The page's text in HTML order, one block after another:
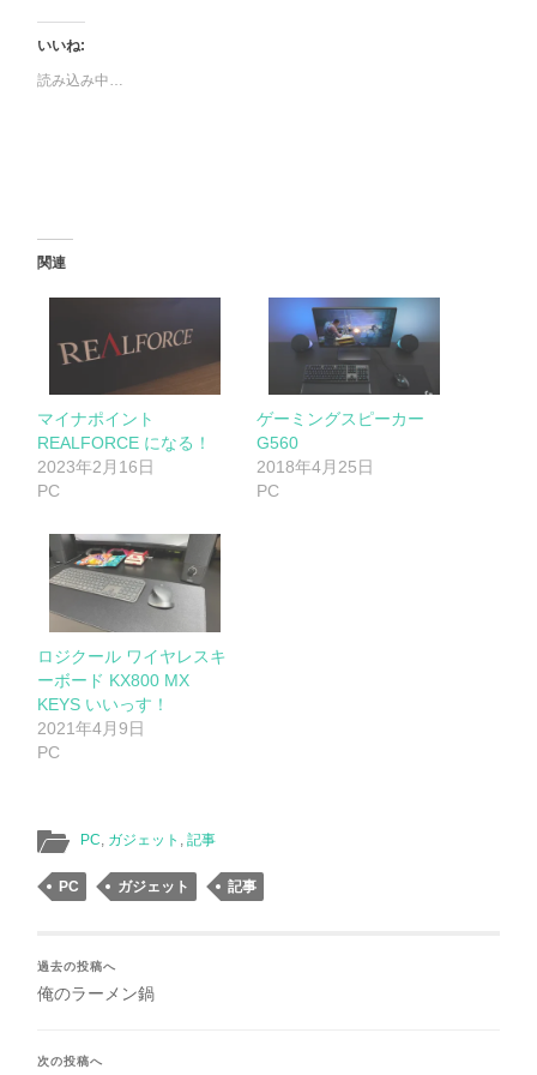
いいね:
読み込み中…
関連
マイナポイント
REALFORCE になる！
2023年2月16日
PC
ゲーミングスピーカー
G560
2018年4月25日
PC
ロジクール ワイヤレスキ
ーボード KX800 MX
KEYS いいっす！
2021年4月9日
PC
PC ガジェット ,記事
PC ガジェット 記事
過去の投稿へ
俺のラーメン鍋
次の投稿へ